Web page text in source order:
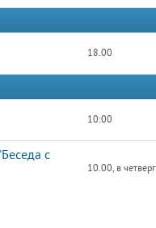
18.00
10:00
с
10.00, в